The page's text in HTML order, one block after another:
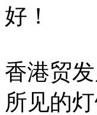
好！
香港贸
所见的